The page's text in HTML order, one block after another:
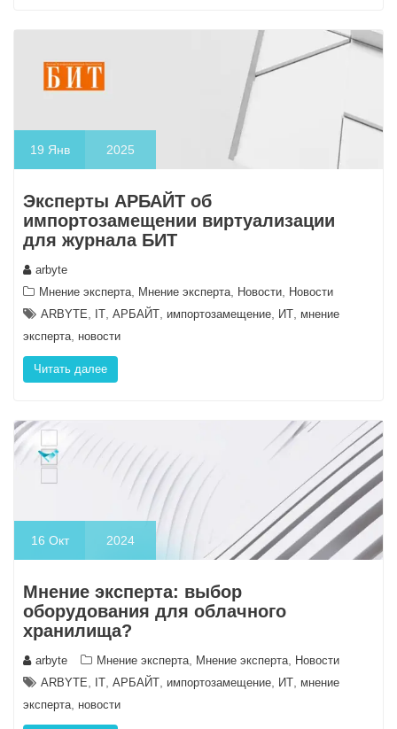
19 Янв 2025
Эксперты АРБАЙТ об
импортозамещении виртуализации
для журнала БИТ
arbyte
Мнение эксперта
Мнение эксперта Новости
Новости
ARBYTE
IT АРБАЙТ импортозамещение ИТ мнение
эксперта новости
Читать далее
16 Окт 2024
Мнение эксперта: выбор
оборудования для облачного
хранилища?
arbyte Мнение эксперта Мнение эксперта
Новости
ARBYTE
IT АРБАЙТ импортозамещение ИТ мнение
эксперта новости